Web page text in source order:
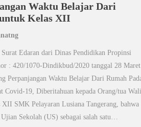
Waktu Belajar Dari
Kelas XII
Surat Edaran dari Dinas Pendidikan Propinsi
: 420/1070-Dindikbud/2020 tanggal 28 Maret
Perpanjangan Waktu Belajar Dari Rumah
Covid-19, Diberitahuan kepada Orang/tua Wali
SMK Pelayaran Lusiana Tangerang, bahwa
Ujian Sekolah (US) sebagai salah satu…